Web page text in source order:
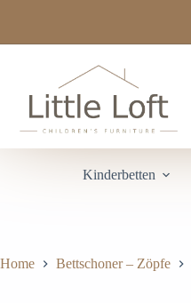
Kinderbetten
Home Bettschoner – Zöpfe